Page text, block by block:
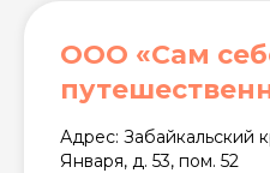
ООО «Сам
Адрес: Забайкальский
Января, д. 53, пом. 52